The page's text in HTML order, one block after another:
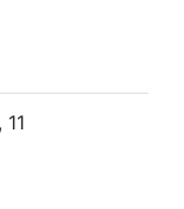
11